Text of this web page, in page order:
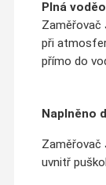
Plná
Zaměřovač
při
přímo do
Naplněno
Zaměřovač
uvnitř